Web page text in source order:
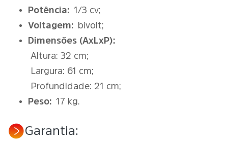
Potência: 1/3 cv;
Voltagem:
bivolt;
Dimensões (AxLxP):
Altura: 32 cm;
Largura: 61 cm;
Profundidade: 21 cm;
Peso: 17 kg.
Garantia: